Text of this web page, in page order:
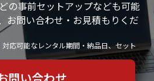
の事前セットアップなども可能
お問い合わせ・お見積もりくだ
応可能なレンタル期間・納品日、セット